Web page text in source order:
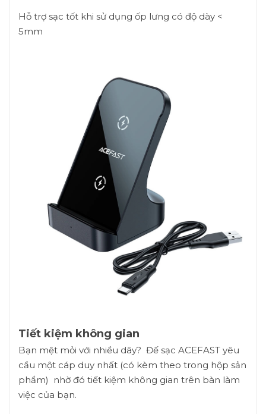
Hỗ trợ sạc tốt khi sử dụng ốp lưng có độ dày <
5mm
Tiết kiệm không gian
Bạn mệt mỏi với nhiều dây? Đế sạc ACEFAST yêu
cầu một cáp duy nhất (có kèm theo trong hộp sản
phẩm) nhờ đó tiết kiệm không gian trên bàn làm
việc của bạn.